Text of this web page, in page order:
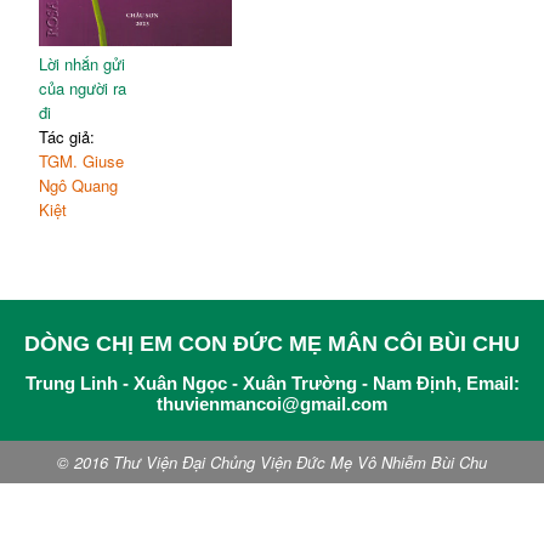
Lời nhắn gửi
của người ra
đi
Tác giả:
TGM. Giuse
Ngô Quang
Kiệt
DÒNG CHỊ EM CON ĐỨC MẸ MÂN CÔI BÙI CHU
Trung Linh - Xuân Ngọc - Xuân Trường - Nam Định, Email:
thuvienmancoi@gmail.com
© 2016 Thư Viện Đại Chủng Viện Đức Mẹ Vô Nhiễm Bùi Chu